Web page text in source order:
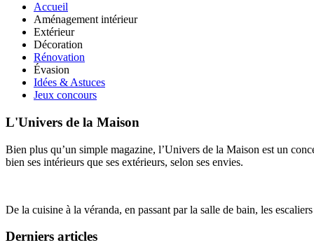
Accueil
Aménagement intérieur
Extérieur
Décoration
Rénovation
Évasion
Idées & Astuces
Jeux concours
L'Univers de la Maison
Bien plus qu’un simple magazine, l’Univers de la Maison est un
bien ses intérieurs que ses extérieurs, selon ses envies.
De la cuisine à la véranda, en passant par la salle de bain, les
Derniers articles